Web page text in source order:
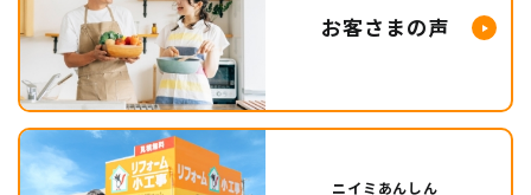
お客さまの声
ニイミあんしん